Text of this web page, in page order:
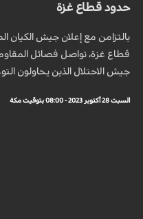
حدود قطاع غزة
بالتزامن مع إعلان جيش الكيان
قطاع غزة، تواصل فصائل
جيش الاحتلال الذين يحاولون
السبت 28 أكتوبر 2023 - 08:00 بتوقيت مكة